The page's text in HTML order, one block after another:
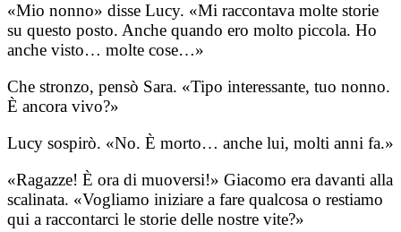
«Mio nonno» disse Lucy. «Mi raccontava molte storie
su questo posto. Anche quando ero molto piccola. Ho
anche visto… molte cose…»
Che stronzo, pensò Sara. «Tipo interessante, tuo nonno.
È ancora vivo?»
Lucy sospirò. «No. È morto… anche lui, molti anni fa.»
«Ragazze! È ora di muoversi!» Giacomo era davanti alla
scalinata. «Vogliamo iniziare a fare qualcosa o restiamo
qui a raccontarci le storie delle nostre vite?»